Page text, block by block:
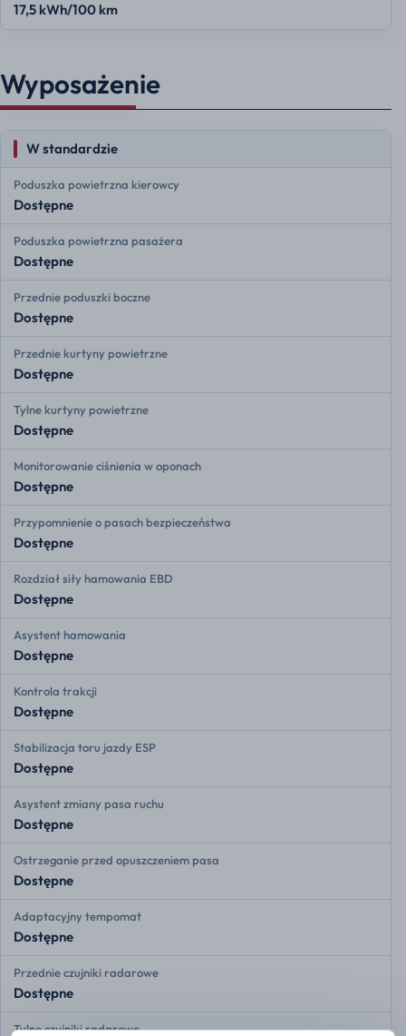
17,5 kWh/100 km
Wyposażenie
W standardzie
Poduszka powietrzna kierowcy
Dostępne
Poduszka powietrzna pasażera
Dostępne
Przednie poduszki boczne
Dostępne
Przednie kurtyny powietrzne
Dostępne
Tylne kurtyny powietrzne
Dostępne
Monitorowanie ciśnienia w oponach
Dostępne
Przypomnienie o pasach bezpieczeństwa
Dostępne
Rozdział siły hamowania EBD
Dostępne
Asystent hamowania
Dostępne
Kontrola trakcji
Dostępne
Stabilizacja toru jazdy ESP
Dostępne
Asystent zmiany pasa ruchu
Dostępne
Ostrzeganie przed opuszczeniem pasa
Dostępne
Adaptacyjny tempomat
Dostępne
Przednie czujniki radarowe
Dostępne
Tylne czujniki radarowe